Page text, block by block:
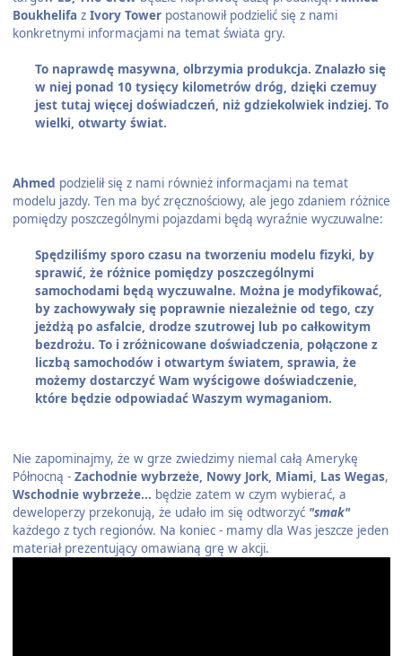
Boukhelifaz Ivory Towerpostanowił podzielić się z nami
konkretnymi informacjami na temat świata gry.
To naprawdę masywna, olbrzymia produkcja. Znalazło się
w niej ponad 10 tysięcy kilometrów dróg, dzięki czemuy
jest tutaj więcej doświadczeń, niż gdziekolwiek indziej. To
wielki, otwarty świat.
Ahmed podzielił się z nami również informacjami na temat
modelu jazdy. Ten ma być zręcznościowy, ale jego zdaniem różnice
pomiędzy poszczególnymi pojazdami będą wyraźnie wyczuwalne:
Spędziliśmy sporo czasu na tworzeniu modelu fizyki, by
sprawić, że różnice pomiędzy poszczególnymi
samochodami będą wyczuwalne. Można je modyfikować,
by zachowywały się poprawnie niezależnie od tego, czy
jeżdżą po asfalcie, drodze szutrowej lub po całkowitym
bezdrożu. To i zróżnicowane doświadczenia, połączone z
liczbą samochodów i otwartym światem, sprawia, że
możemy dostarczyć Wam wyścigowe doświadczenie,
które będzie odpowiadać Waszym wymaganiom.
Nie zapominajmy, że w grze zwiedzimy niemal całą Amerykę
Północną - Zachodnie wybrzeże, Nowy Jork, Miami, Las Wegas,
Wschodnie wybrzeże... będzie zatem w czym wybierać, a
deweloperzy przekonują, że udało im się odtworzyć "smak"
każdego z tych regionów. Na koniec - mamy dla Was jeszcze jeden
materiał prezentujący omawianą grę w akcji.